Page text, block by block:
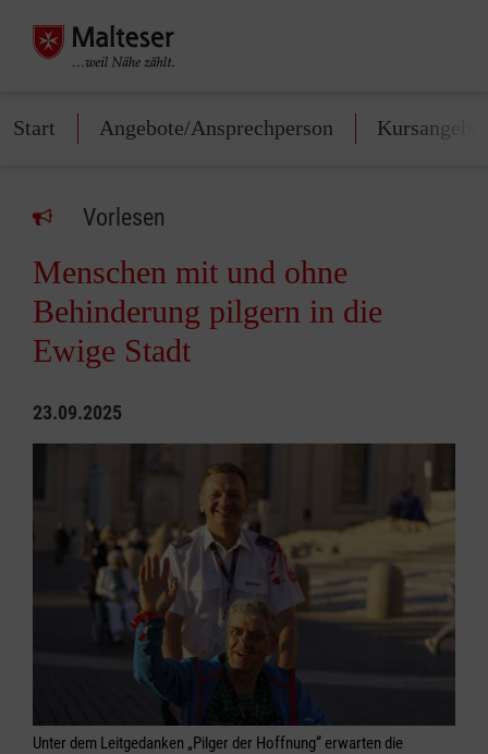
Start Angebote/Ansprechperson Kursangebot
Vorlesen
Menschen mit und ohne
Behinderung pilgern in die
Ewige Stadt
23.09.2025
Unter dem Leitgedanken „Pilger der Hoffnung“ erwarten die